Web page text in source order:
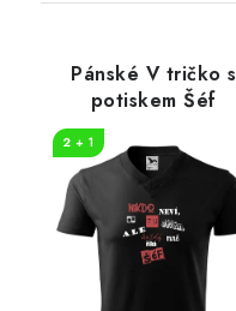
Pánské V tričko s
potiskem Šéf
2 + 1